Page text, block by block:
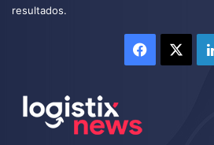
resultados.
Facebook